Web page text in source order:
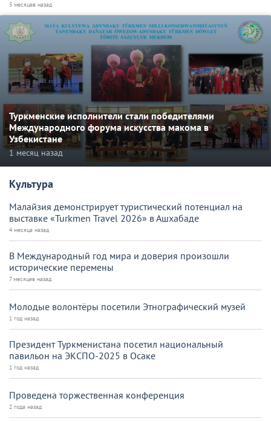
5 месяцев назад
Туркменские исполнители стали победителями
Международного форума искусства макома в
Узбекистане
1 месяц назад
Культура
Малайзия демонстрирует туристический потенциал на
выставке «Turkmen Travel 2026» в Ашхабаде
4 месяца назад
В Международный год мира и доверия произошли
исторические перемены
7 месяцев назад
Молодые волонтёры посетили Этнографический музей
1 год назад
Президент Туркменистана посетил национальный
павильон на ЭКСПО-2025 в Осаке
1 год назад
Проведена торжественная конференция
2 года назад